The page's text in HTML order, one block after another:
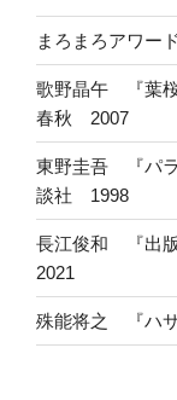
まろまろアワー
歌野晶午 『葉
春秋 2007
東野圭吾 『パ
談社 1998
長江俊和 『出
2021
殊能将之 『ハ